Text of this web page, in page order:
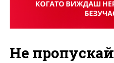
Не пропускай